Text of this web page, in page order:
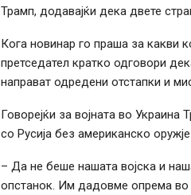
Трамп, додавајќи дека двете
Кога новинар го праша за какви
претседател кратко одговори
направат одредени отстапки и
Говорејќи за војната во
со Русија без американско
– Да не беше нашата војска и
опстанок. Им дадовме опрема во